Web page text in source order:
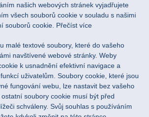
osobních údajů
našich webových stránek vyjadřujete
všech souborů cookie v souladu s našimi
souborů cookie. Přečíst více
malé textové soubory, které do vašeho
navštívené webové stránky. Weby
k usnadnění efektivní navigace a
uživatelům. Soubory cookie, které jsou
fungování webu, lze nastavit bez vašeho
soubory cookie musí být před
schváleny. Svůj souhlas s používáním